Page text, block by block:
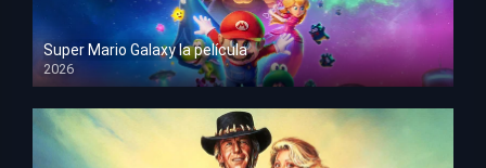
Super Mario Galaxy la película
2026
HD 1080p